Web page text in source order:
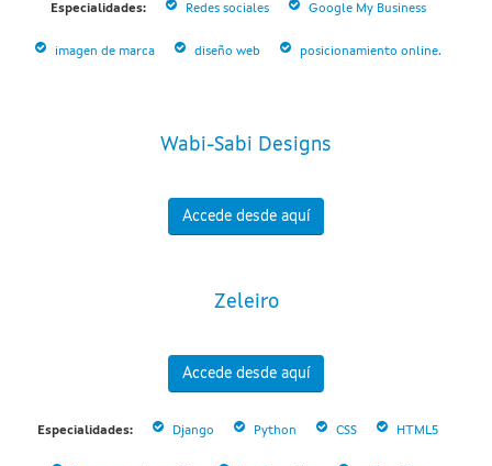
Especialidades: Redes sociales Google My Business
imagen de marca diseño web posicionamiento online.
Wabi-Sabi Designs
Accede desde aquí
Zeleiro
Accede desde aquí
Especialidades: Django Python CSS HTML5